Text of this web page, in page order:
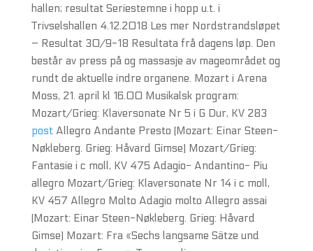
hallen; resultat Seriestemne i hopp u.t. i
Trivselshallen 4.12.2018 Les mer Nordstrandsløpet
– Resultat 30/9-18 Resultata frå dagens løp. Den
består av press på og massasje av mageområdet og
rundt de aktuelle indre organene. Mozart i Arena
Moss, 21. april kl 16.00 Musikalsk program: ​
Mozart/Grieg: Klaversonate Nr 5 i G Dur, KV 283
postAllegro Andante Presto (Mozart: Einar Steen-
Nøkleberg. Grieg: Håvard Gimse) Mozart/Grieg:
Fantasie i c moll, KV 475 Adagio- Andantino- Piu
allegro Mozart/Grieg: Klaversonate Nr 14 i c moll,
KV 457 Allegro Molto Adagio molto Allegro assai
(Mozart: Einar Steen-Nøkleberg. Grieg: Håvard
Gimse) Mozart: Fra «Sechs langsame Sätze und